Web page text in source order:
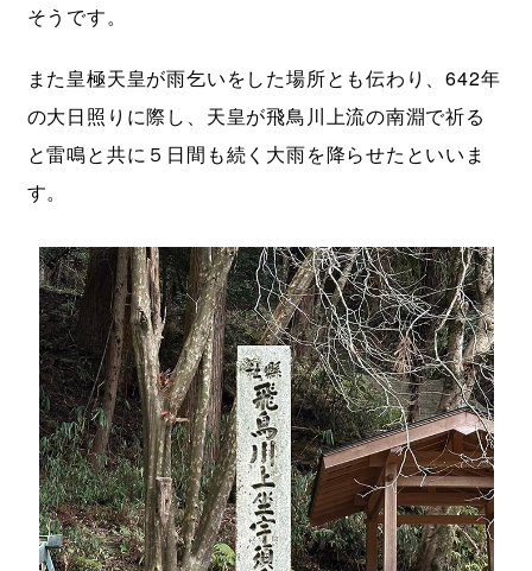
そうです。
また皇極天皇が雨乞いをした場所とも伝わり、642年
の大日照りに際し、天皇が飛鳥川上流の南淵で祈る
と雷鳴と共に５日間も続く大雨を降らせたといいま
す。